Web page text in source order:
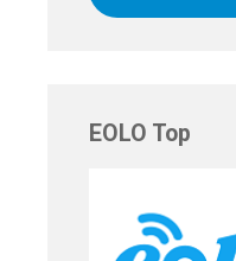
EOLO Top